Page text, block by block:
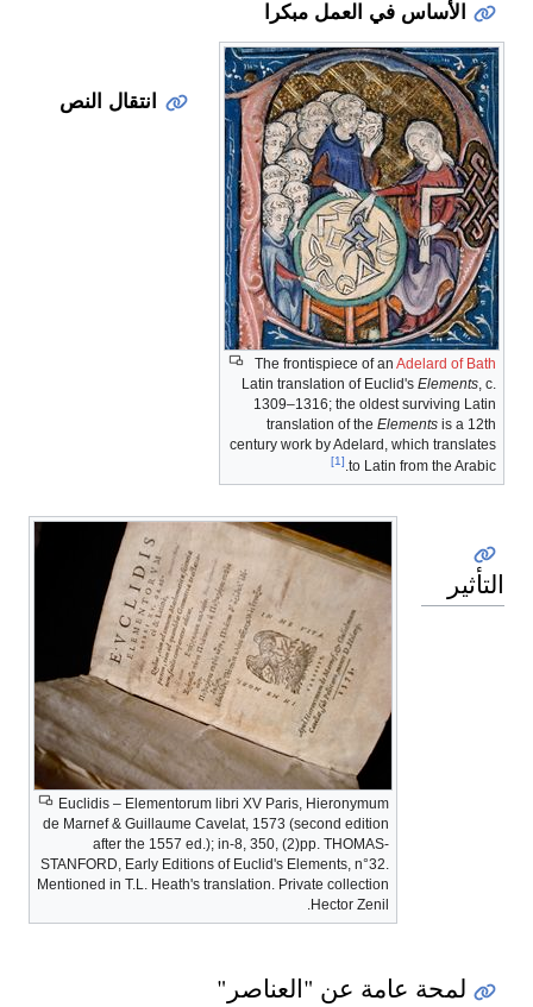
الأساس في العمل مبكرا
The frontispiece of an Adelard of Bath
Latin translation of Euclid's Elements, c.
1309–1316; the oldest surviving Latin
translation of the Elements is a 12th
century work by Adelard, which translates
to Latin from the Arabic.
[1]
انتقال النص
Euclidis – Elementorum libri XV Paris, Hieronymum
de Marnef & Guillaume Cavelat, 1573 (second edition
after the 1557 ed.); in-8, 350, (2)pp. THOMAS-
STANFORD, Early Editions of Euclid's Elements, n°32.
Mentioned in T.L. Heath's translation. Private collection
Hector Zenil.
التأثير
لمحة عامة عن "العناصر"